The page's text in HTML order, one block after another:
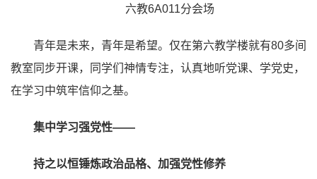
六教6A011分会场
青年是未来，青年是希望。仅在第六教学楼就有80多间
教室同步开课，同学们神情专注，认真地听党课、学党史，
在学习中筑牢信仰之基。
集中学习强党性——
持之以恒锤炼政治品格、加强党性修养